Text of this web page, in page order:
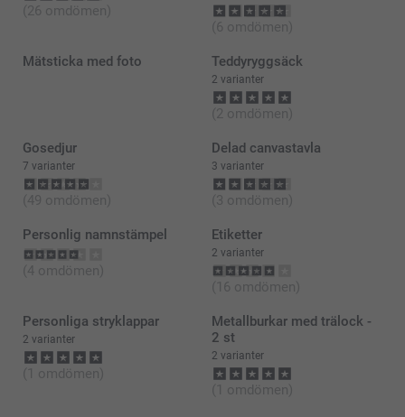
(26 omdömen)
(6 omdömen)
Mätsticka med foto Teddyryggsäck
2 varianter
(2 omdömen)
Gosedjur
7 varianter
(49 omdömen)
Delad canvastavla
3 varianter
(3 omdömen)
Personlig namnstämpel
(4 omdömen)
Etiketter
2 varianter
(16 omdömen)
Personliga stryklappar
2 varianter
(1 omdömen)
Metallburkar med trälock -
2 st
2 varianter
(1 omdömen)